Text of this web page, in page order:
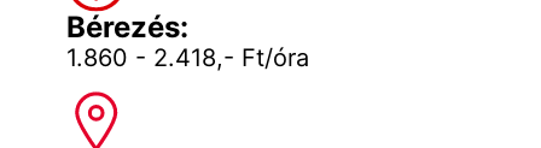
Bérezés:
1.860 - 2.418,- Ft/óra